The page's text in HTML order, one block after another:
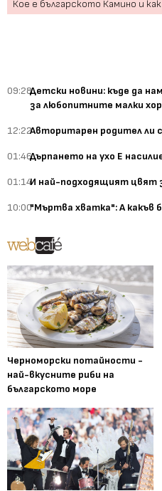
Кое е българското Камино и
09:28Детски новини: къде да
за любопитните малки
12:22Авторитарен родител ли
01:46Дърпането на ухо Е
01:14И най-подходящият цвят
10:00"Мъртва хватка": А какъв
Черноморски потайности -
най-вкусните риби на
българското море